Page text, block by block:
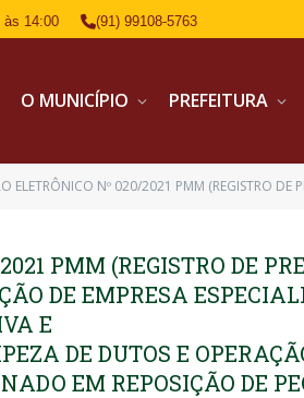
às 14:00 (91) 99108-5763
O MUNICÍPIO PREFEITURA
Nº 020/2021 PMM (REGISTRO DE PREÇO PARA EVENTUAL CONTRATAÇÃO DE EMPRESA
PMM (REGISTRO DE
DE EMPRESA
E
DE DUTOS E
EM REPOSIÇÃO DE